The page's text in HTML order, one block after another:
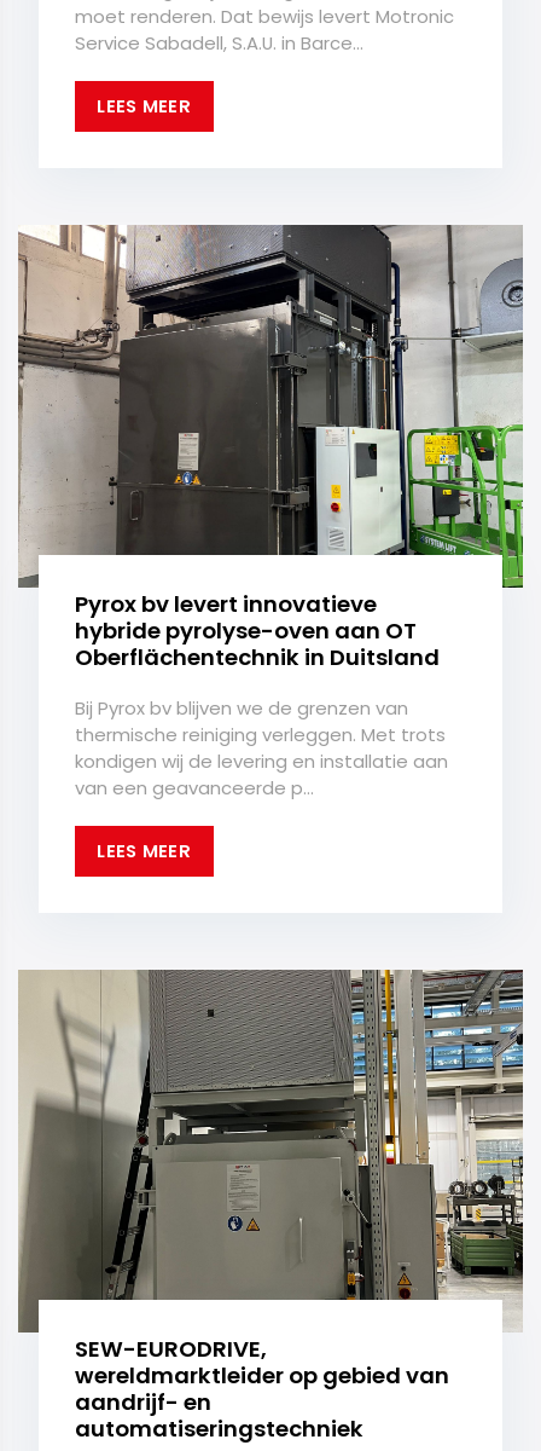
moet renderen. Dat bewijs levert Motronic
Service Sabadell, S.A.U. in Barce...
LEES MEER
Pyrox bv levert innovatieve
hybride pyrolyse-oven aan OT
Oberflächentechnik in Duitsland
Bij Pyrox bv blijven we de grenzen van
thermische reiniging verleggen. Met trots
kondigen wij de levering en installatie aan
van een geavanceerde p...
LEES MEER
SEW-EURODRIVE,
wereldmarktleider op gebied van
aandrijf- en
automatiseringstechniek